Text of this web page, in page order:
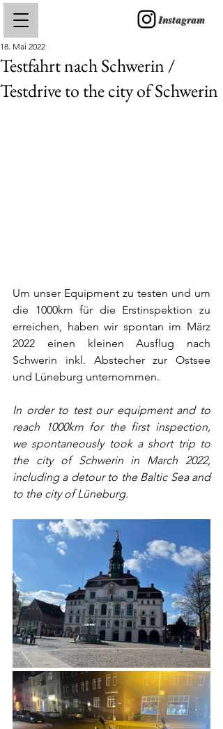
Instagram
Testfahrt nach Schwerin /
Testdrive to the city of Schwerin
18. Mai 2022
Um unser Equipment zu testen und um
die 1000km für die Erstinspektion zu
erreichen, haben wir spontan im März
2022 einen kleinen Ausflug nach
Schwerin inkl. Abstecher zur Ostsee
und Lüneburg unternommen.
In order to test our equipment and to
reach 1000km for the first inspection,
we spontaneously took a short trip to
the city of Schwerin in March 2022,
including a detour to the Baltic Sea and
to the city of Lüneburg.